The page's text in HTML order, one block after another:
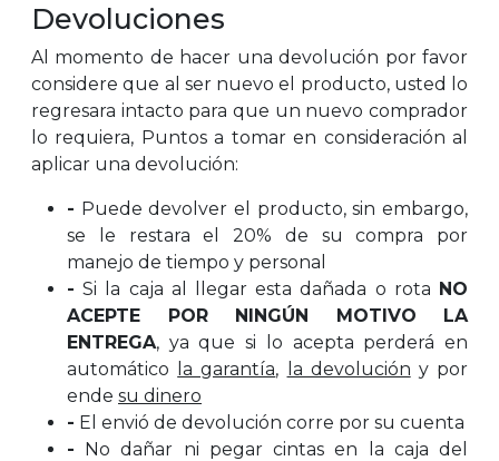
Devoluciones
Al momento de hacer una devolución por favor
considere que al ser nuevo el producto, usted lo
regresara intacto para que un nuevo comprador
lo requiera, Puntos a tomar en consideración al
aplicar una devolución:
- Puede devolver el producto, sin embargo,
se le restara el 20% de su compra por
manejo de tiempo y personal
- Si la caja al llegar esta dañada o rota NO
ACEPTE POR NINGÚN MOTIVO LA
ENTREGA, ya que si lo acepta perderá en
automático
la garantía, la devolución y por
ende su dinero
- El envió de devolución corre por su cuenta
- No dañar ni pegar cintas en la caja del